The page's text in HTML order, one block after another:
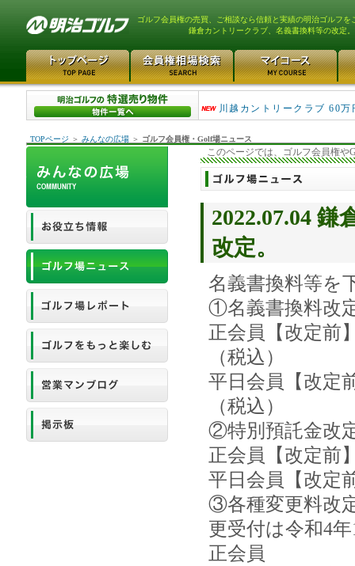
ゴルフ会員権の売買、ご相談なら信頼と実績の明治ゴルフを
鎌倉カントリークラブ、名義書換料等の改定。
津久井湖ゴルフ倶楽部 80万
川越カントリークラブ 60万
TOPページ ＞ みんなの広場 ＞ ゴルフ会員権・Golf場ニュース
このページでは、ゴルフ会員権や
2022.07.04
改定。
名義書換料等を
①名義書換料改
正会員【改定前
（税込）
平日会員【改定
（税込）
②特別預託金改
正会員【改定前
平日会員【改定
③各種変更料改
更受付は令和4
正会員